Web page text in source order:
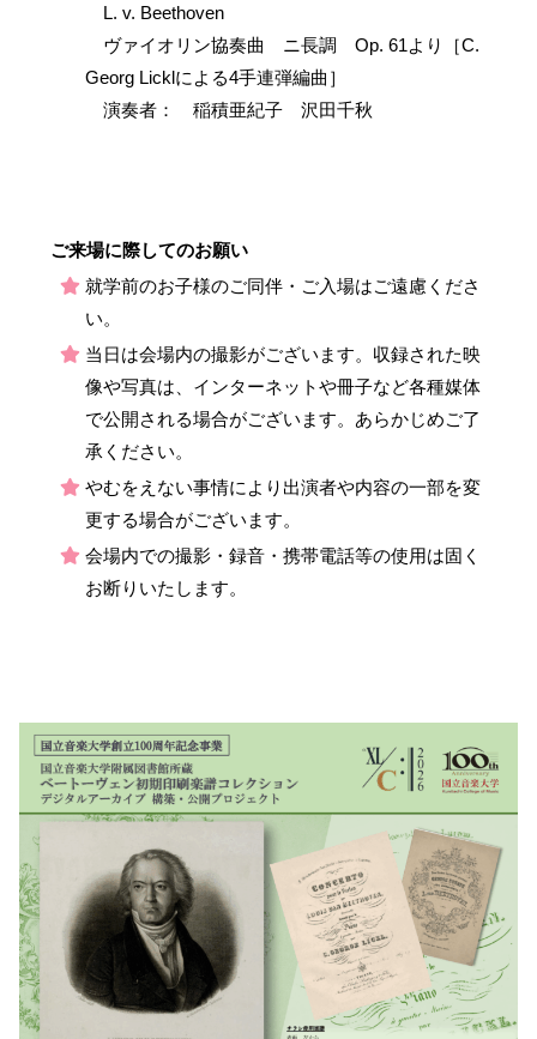
L. v. Beethoven
ヴァイオリン協奏曲 ニ長調 Op. 61より［C.
Georg Licklによる4手連弾編曲］
演奏者： 稲積亜紀子 沢田千秋
ご来場に際してのお願い
就学前のお子様のご同伴・ご入場はご遠慮くださ
い。
当日は会場内の撮影がございます。収録された映
像や写真は、インターネットや冊子など各種媒体
で公開される場合がございます。あらかじめご了
承ください。
やむをえない事情により出演者や内容の一部を変
更する場合がございます。
会場内での撮影・録音・携帯電話等の使用は固く
お断りいたします。